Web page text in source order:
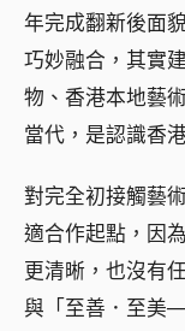
年完成翻新後面
巧妙融合，其實
物、香港本地藝
當代，是認識香
對完全初接觸藝
適合作起點，因
更清晰，也沒有
與「至善．至美